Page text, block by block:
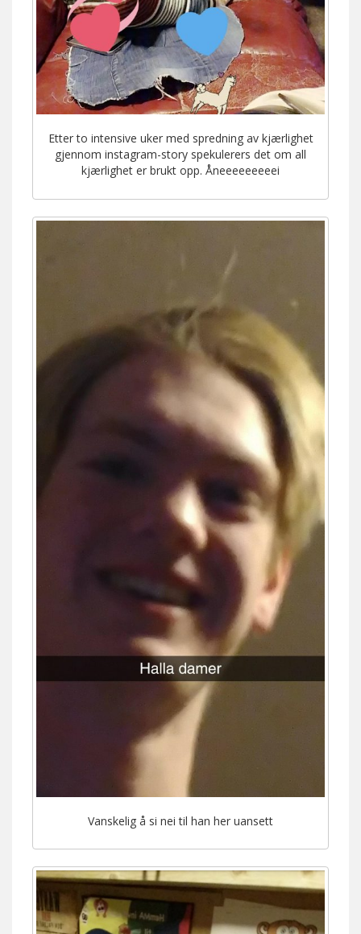
Etter to intensive uker med spredning av kjærlighet
gjennom instagram-story spekulerers det om all
kjærlighet er brukt opp. Åneeeeeeeeei
Vanskelig å si nei til han her uansett